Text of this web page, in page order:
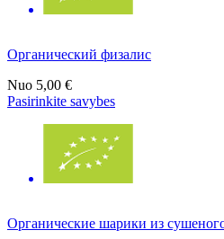
Органический физалис
Nuo 5,00 €
Pasirinkite savybes
Органические шарики из